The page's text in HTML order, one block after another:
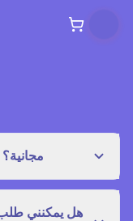
هل قراءة مكتبة مجتمع Story Spark مجانية؟
هل يمكنني